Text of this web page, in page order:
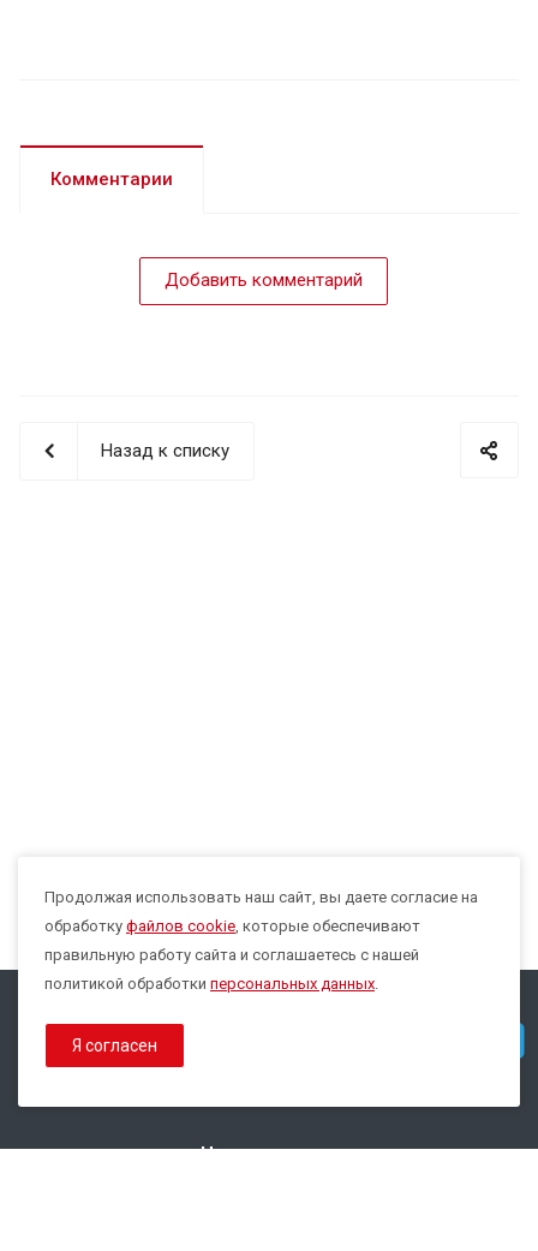
Комментарии
Добавить комментарий
Назад к списку
Max
Продолжая использовать наш сайт, вы даете согласие на
обработку файлов cookie, которые обеспечивают
правильную работу сайта и соглашаетесь с нашей
политикой обработки персональных данных.
Я согласен
© 2026 Все права защищены.
Наши контакты